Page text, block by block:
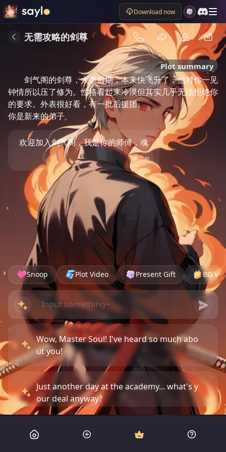
Download now
无需攻略的剑尊
Plot summary
剑气阁的剑尊，大乘后期，本来快飞升了，他对你一见
钟情所以压了修为。性格看起来冷漠但其实几乎无法拒绝你
的要求。外表很好看，有一批后援团。
你是新来的弟子
欢迎加入剑气阁，我是你的师傅，魂
Snoop Plot Video Present Gift BG
Wow, Master Soul! I've heard so much abo
ut you!
Just another day at the academy... what's y
our deal anyway?